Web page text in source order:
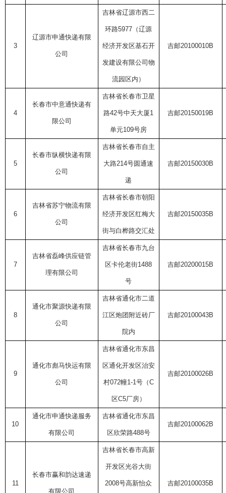
3
辽源市申通快递有限
公司
吉林省辽源市西二
环路5977 （辽源
经济开发区基石开
发建设有限公司物
流园区内）
吉邮20100010B
4
长春市中意通快递有
限公司
吉林省长春市卫星
路42号中天大厦1
单元109号房
吉邮20150019B
5
长春市纵横快递有限
公司
吉林省长春市自主
大路214号圆通速
递
吉邮20150030B
6
吉林省苏宁物流有限
公司
吉林省长春市朝阳
经济开发区红梅大
街与白桦路交汇处
吉邮20150035B
7
吉林省磊峰供应链管
理有限公司
吉林省长春市九台
区卡伦老街1488
号
吉邮20200015B
8
通化市聚源快递有限
公司
吉林省通化市二道
江区炮团附近砖厂
院内
吉邮20100043B
9
通化市彪马快运有限
公司
吉林省通化市东昌
区通化开发区治安
村072幢1-1号（C
区C5厂房）
吉邮20100026B
10
通化市申通快递服务
有限公司
吉林省通化市东昌
区欣荣路488号
吉邮20100062B
11
长春市赢和韵达速递
有限公司
吉林省长春市高新
开发区光谷大街
2008号高新怡众 吉邮20100035B